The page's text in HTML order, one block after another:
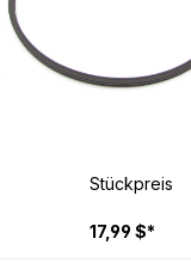
Stückpreis
17,99 $*